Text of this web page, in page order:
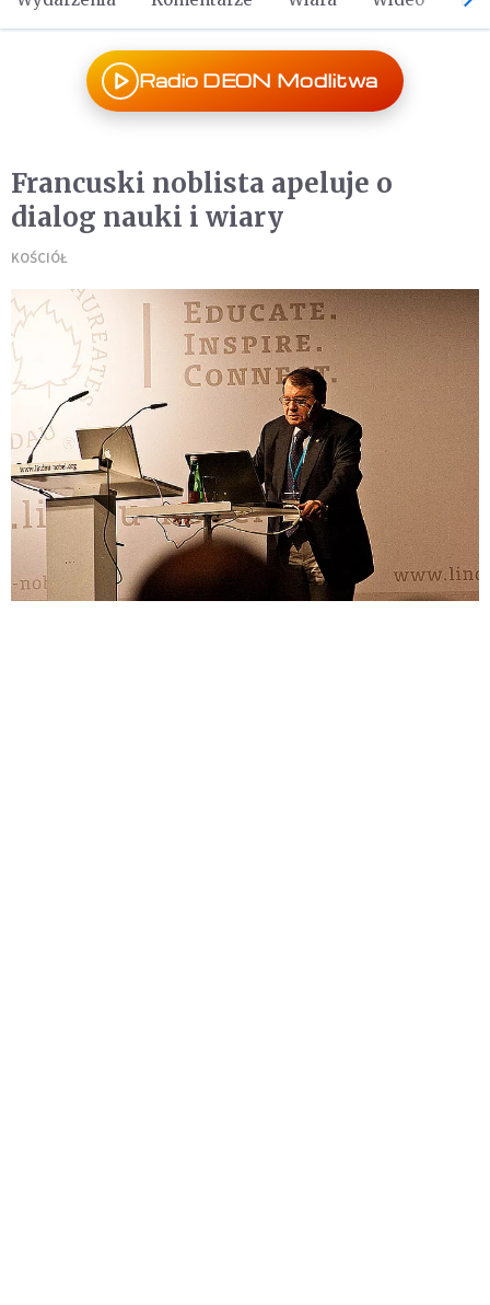
Radio DEON Modlitwa
Francuski noblista apeluje o
dialog nauki i wiary
KOŚCIÓŁ